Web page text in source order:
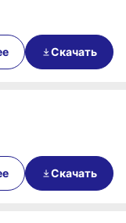
Скачать
Скачать